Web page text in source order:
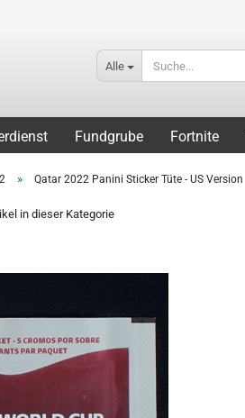
Alle
Fundgrube Fortnite
» Qatar 2022 Panini Sticker Tüte - US Version
in dieser Kategorie